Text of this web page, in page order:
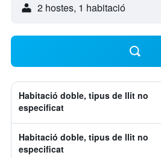
2 hostes, 1 habitació
Habitació doble, tipus de llit no
especificat
Habitació doble, tipus de llit no
especificat